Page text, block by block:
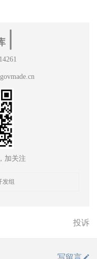
加关注
发组
投诉